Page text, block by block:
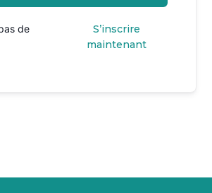
de
S’inscrire
maintenant